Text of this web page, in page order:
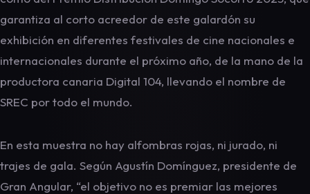
garantiza al corto acreedor de este galardón su
exhibición en diferentes festivales de cine nacionales e
internacionales durante el próximo año, de la mano de la
productora canaria Digital 104, llevando el nombre de
SREC por todo el mundo.
En esta muestra no hay alfombras rojas, ni jurado, ni
trajes de gala. Según Agustín Domínguez, presidente de
Gran Angular, “el objetivo no es premiar las mejores